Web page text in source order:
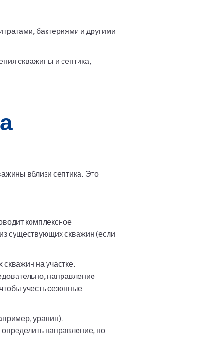
бактериями и другими
скважины и септика,
вблизи септика. Это
комплексное
существующих скважин (если
на участке.
направление
учесть сезонные
уранин).
направление, но